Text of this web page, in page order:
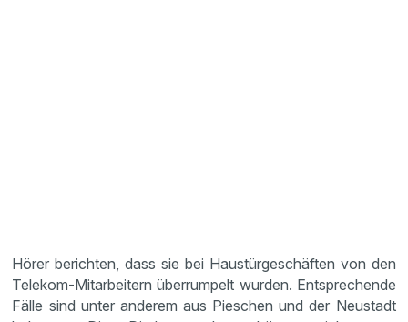
Hörer berichten, dass sie bei Haustürgeschäften von den
Telekom-Mitarbeitern überrumpelt wurden. Entsprechende
Fälle sind unter anderem aus Pieschen und der Neustadt